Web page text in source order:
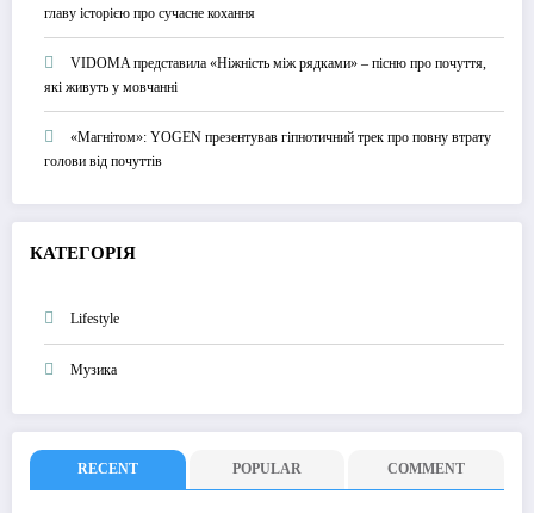
главу історією про сучасне кохання
VIDOMA представила «Ніжність між рядками» – пісню про почуття,
які живуть у мовчанні
«Магнітом»: YOGEN презентував гіпнотичний трек про повну втрату
голови від почуттів
КАТЕГОРІЯ
Lifestyle
Музика
RECENT POPULAR COMMENT